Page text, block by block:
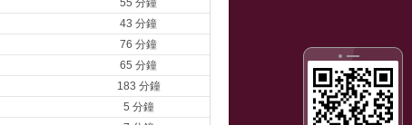
55 分鐘
43 分鐘
76 分鐘
65 分鐘
183 分鐘
5 分鐘